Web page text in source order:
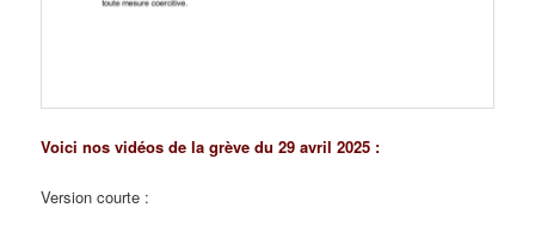
Voici nos vidéos de la grève du 29 avril 2025 :
Version courte :